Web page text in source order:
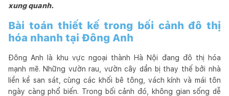
xung quanh.
Bài toán thiết kế trong bối cảnh đô thị
hóa nhanh tại Đông Anh
Đông Anh là khu vực ngoại thành Hà Nội đang đô thị hóa
mạnh mẽ. Những vườn rau, vườn cây dần bị thay thế bởi nhà
liền kề san sát, cùng các khối bê tông, vách kính và mái tôn
ngày càng phổ biến. Trong bối cảnh đó, không gian sống dễ